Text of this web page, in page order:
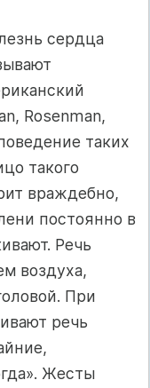
сердца
Rosenman,
таких
такого
враждебно,
постоянно в
Речь
воздуха,
При
речь
Жесты